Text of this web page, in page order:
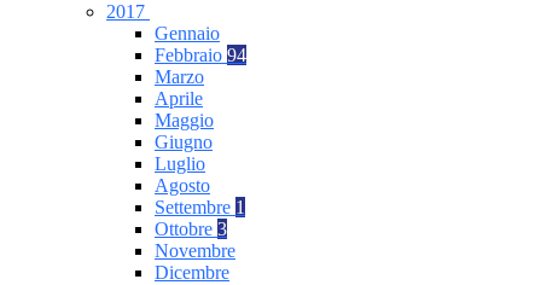
2017
Gennaio
Febbraio 94
Marzo
Aprile
Maggio
Giugno
Luglio
Agosto
Settembre 1
Ottobre 3
Novembre
Dicembre